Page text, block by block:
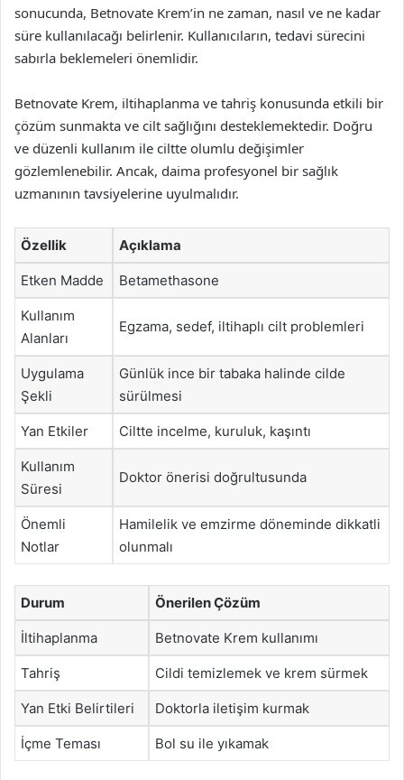
sonucunda, Betnovate Krem’in ne zaman, nasıl ve ne kadar
süre kullanılacağı belirlenir. Kullanıcıların, tedavi sürecini
sabırla beklemeleri önemlidir.
Betnovate Krem, iltihaplanma ve tahriş konusunda etkili bir
çözüm sunmakta ve cilt sağlığını desteklemektedir. Doğru
ve düzenli kullanım ile ciltte olumlu değişimler
gözlemlenebilir. Ancak, daima profesyonel bir sağlık
uzmanının tavsiyelerine uyulmalıdır.
Özellik Açıklama
Etken Madde Betamethasone
Kullanım
Alanları
Egzama, sedef, iltihaplı cilt problemleri
Uygulama
Şekli
Günlük ince bir tabaka halinde cilde
sürülmesi
Yan Etkiler Ciltte incelme, kuruluk, kaşıntı
Kullanım
Süresi
Doktor önerisi doğrultusunda
Önemli
Notlar
Hamilelik ve emzirme döneminde dikkatli
olunmalı
Durum Önerilen Çözüm
İltihaplanma Betnovate Krem kullanımı
Tahriş Cildi temizlemek ve krem sürmek
Yan Etki Belirtileri Doktorla iletişim kurmak
İçme Teması Bol su ile yıkamak